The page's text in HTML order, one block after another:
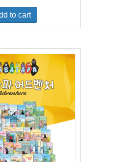
was:
$500.00.
is:
to cart